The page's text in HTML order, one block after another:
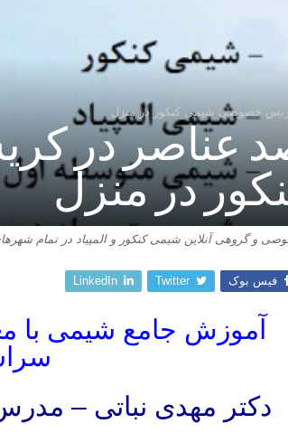
خصوصی شیمی کنکور در منزل
عناصر در
در منزل
و گروهی آنلاین شیمی کنکور و المپیاد در تمام
فیس بوک Twitter
LinkedIn
آموزش جامع شیمی با
دکتر مهدی نباتی –